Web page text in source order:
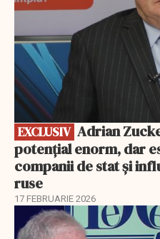
EXCLUSIV
potențial enorm, dar
companii de stat și
ruse
17 FEBRUARIE 2026
EXCLUSIV